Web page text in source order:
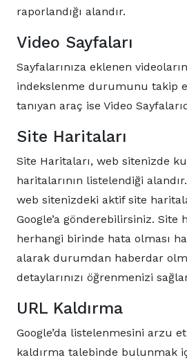
raporlandığı alandır.
Video Sayfaları
Sayfalarınıza eklenen
indekslenme durumunu takip
tanıyan araç ise Video
Site Haritaları
Site Haritaları, web sitenizde
haritalarının listelendiği
web sitenizdeki aktif site
Google’a gönderebilirsiniz. Site
herhangi birinde hata olması
alarak durumdan haberdar
detaylarınızı öğrenmenizi
URL Kaldırma
Google’da listelenmesini arzu
kaldırma talebinde bulunmak